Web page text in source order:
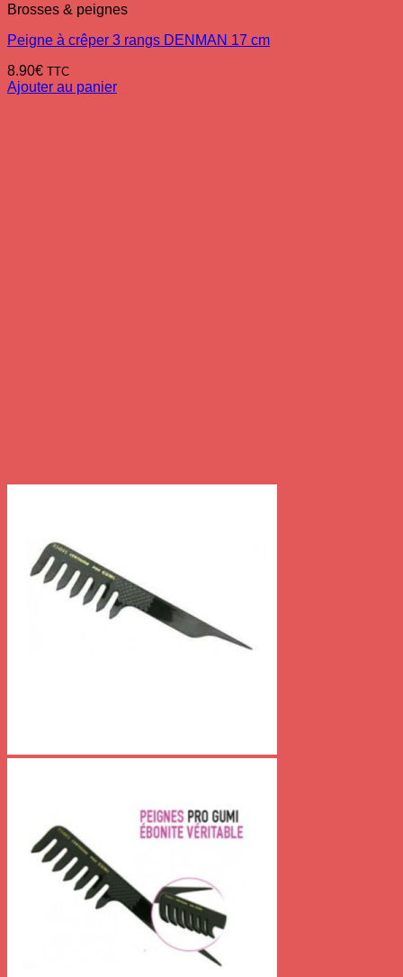
Brosses & peignes
Peigne à crêper 3 rangs DENMAN 17 cm
8.90€ TTC
Ajouter au panier